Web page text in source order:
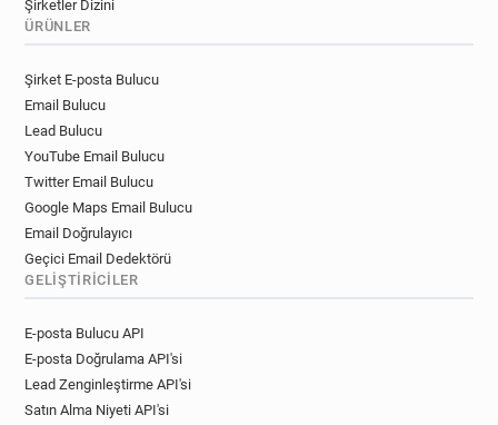
Şirketler Dizini
ÜRÜNLER
Şirket E-posta Bulucu
Email Bulucu
Lead Bulucu
YouTube Email Bulucu
Twitter Email Bulucu
Google Maps Email Bulucu
Email Doğrulayıcı
Geçici Email Dedektörü
GELIŞTIRICILER
E-posta Bulucu API
E-posta Doğrulama API'si
Lead Zenginleştirme API'si
Satın Alma Niyeti API'si